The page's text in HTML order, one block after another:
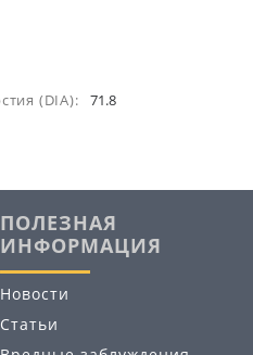
(DIA):
71.8
ПОЛЕЗНАЯ
ИНФОРМАЦИЯ
Новости
Статьи